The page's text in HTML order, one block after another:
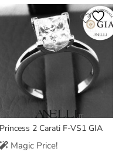
era:
€7.500,00.
è:
€4.290,00.
Princess 2 Carati F-VS1 GIA
Magic Price!